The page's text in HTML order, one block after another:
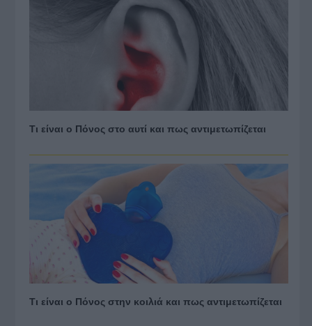
Τι είναι ο Πόνος στο αυτί και πως αντιμετωπίζεται
Τι είναι ο Πόνος στην κοιλιά και πως αντιμετωπίζεται